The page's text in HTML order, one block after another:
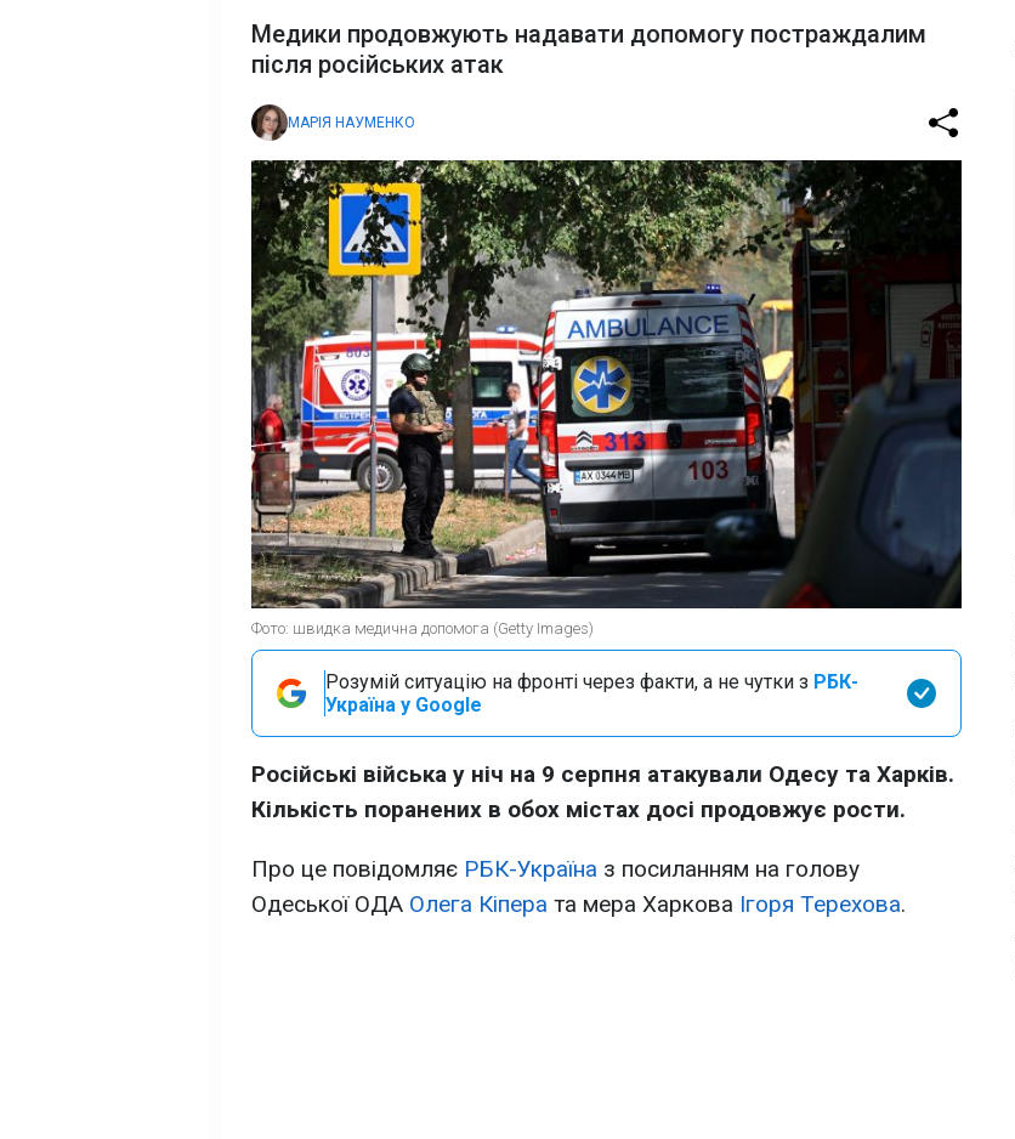
Медики продовжують надавати допомогу постраждалим
після російських атак
МАРІЯ НАУМЕНКО
Фото: швидка медична допомога (Getty Images)
Розумій ситуацію на фронті через факти, а не чутки з РБК-
Україна у Google
Російські війська у ніч на 9 серпня атакували Одесу та Харків.
Кількість поранених в обох містах досі продовжує рости.
Про це повідомляє РБК-Україна з посиланням на голову
Одеської ОДА Олега Кіпера та мера Харкова Ігоря Терехова.